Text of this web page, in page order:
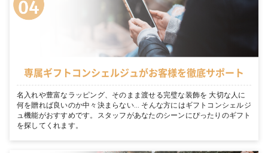
専属ギフトコンシェルジュがお客様を徹底サポート
名入れや豊富なラッピング、そのまま渡せる完璧な装飾を 大切な人に
何を贈れば良いのか中々決まらない… そんな方にはギフトコンシェルジ
ュ機能がおすすめです。スタッフがあなたのシーンにぴったりのギフト
を探してくれます。